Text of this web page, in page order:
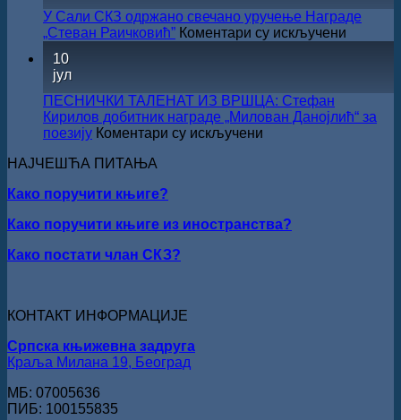
У Сали СКЗ одржано свечано уручење Награде
„Стеван Раичковић” Коментари су искључени
свечано
10
јул
ПЕСНИЧКИ ТАЛЕНАТ ИЗ ВРШЦА: Стефан
Кирилов добитник награде „Милован Данојлић“ за
поезију Коментари су искључени
Кирилов
НАЈЧЕШЋА ПИТАЊА
Како поручити књиге?
Како поручити књиге из иностранства?
Како постати члан СКЗ?
КОНТАКТ ИНФОРМАЦИЈЕ
Српска књижевна задруга
Краља Милана 19, Београд
МБ: 07005636
ПИБ: 100155835